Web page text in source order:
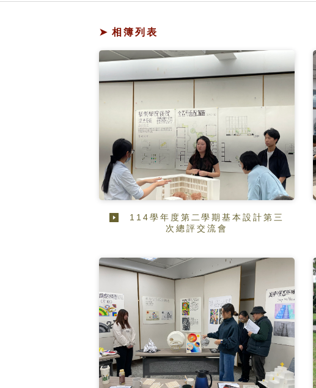
相簿列表
114學年度第二學期基本設計第三
次總評交流會